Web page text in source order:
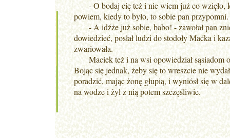
- O bodaj cię też i nie wiem już co wzięło,
powiem, kiedy to było, to sobie pan
- A idźże już sobie, babo! - zawołał pan
dowiedzieć, posłał ludzi do stodoły Maćka i
zwariowała.
Maciek też i na wsi opowiedział sąsiadom o
Bojąc się jednak, żeby się to wreszcie nie
poradzić, mając żonę głupią, i wyniósł się w
na wodze i żył z nią potem szczęśliwie.